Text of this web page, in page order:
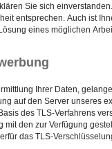
Sie sich
entsprechen. Auch ist
eines möglichen
Ihrer Daten,
auf den Server unseres
des TLS-Verfahrens
mit den zur Verfügung
das TLS-